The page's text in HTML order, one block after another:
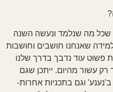
שכל מה שנלמד ונעשה השנה
שאנחנו חושבים וחושבות
פשוט עוד נדבך בדרך שלנו
רק עשור מהיום. ייתכן שגם
וגם בתכניות אחרות-